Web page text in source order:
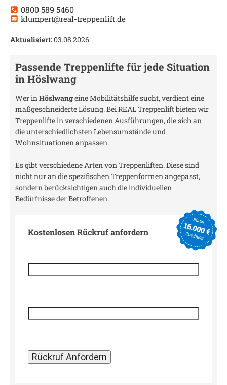
0800 589 5460
klumpert@real-treppenlift.de
Aktualisiert:03.08.2026
Passende Treppenlifte für jede Situation
inHöslwang
Wer inHöslwangeine Mobilitätshilfe sucht, verdient eine
maßgeschneiderte Lösung. Bei REAL Treppenlift bieten wir
Treppenlifte in verschiedenen Ausführungen, die sich an
die unterschiedlichsten Lebensumstände und
Wohnsituationen anpassen.
Es gibt verschiedene Arten von Treppenliften. Diese sind
nicht nur an die spezifischen Treppenformen angepasst,
sondern berücksichtigen auch die individuellen
Bedürfnisse der Betroffenen.
Kostenlosen Rückruf anfordern